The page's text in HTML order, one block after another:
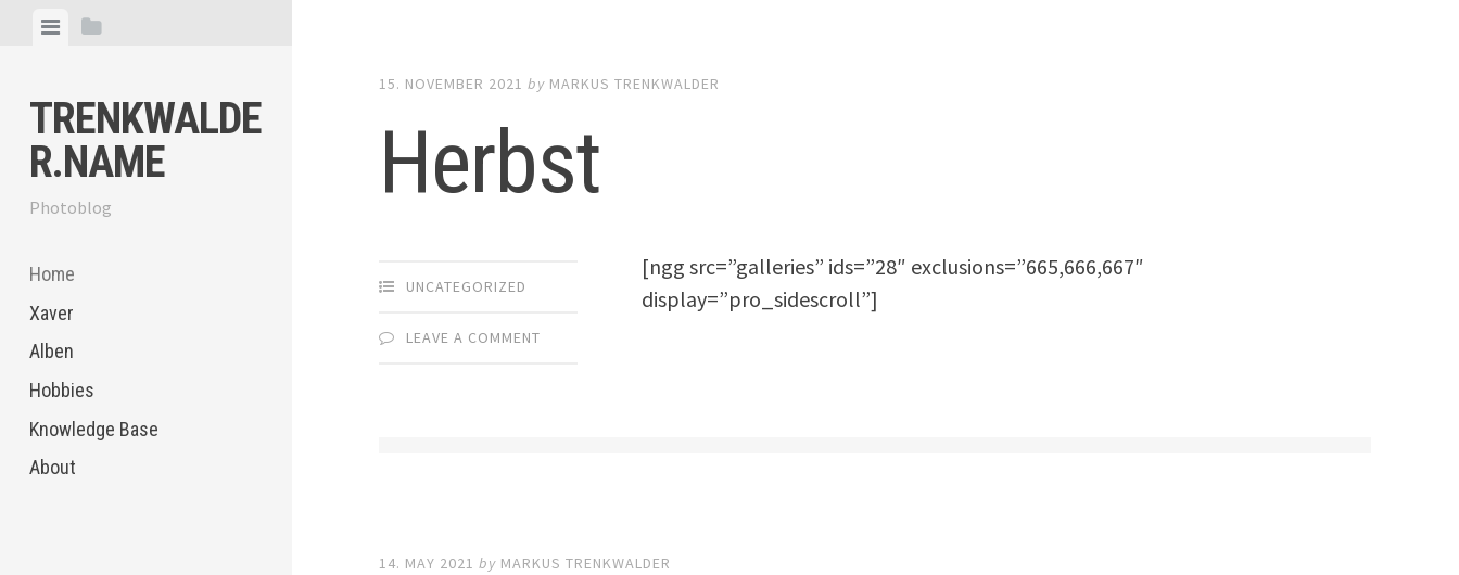
ViewView
TRENKWALDE
R.NAME
Photoblog
Home
Xaver
Alben
Hobbies
Knowledge Base
About
15. NOVEMBER 2021 by MARKUS TRENKWALDER
Herbst
UNCATEGORIZED
LEAVE A COMMENT
[ngg src=”galleries” ids=”28″ exclusions=”665,666,667″
display=”pro_sidescroll”]
14. MAY 2021 by MARKUS TRENKWALDER